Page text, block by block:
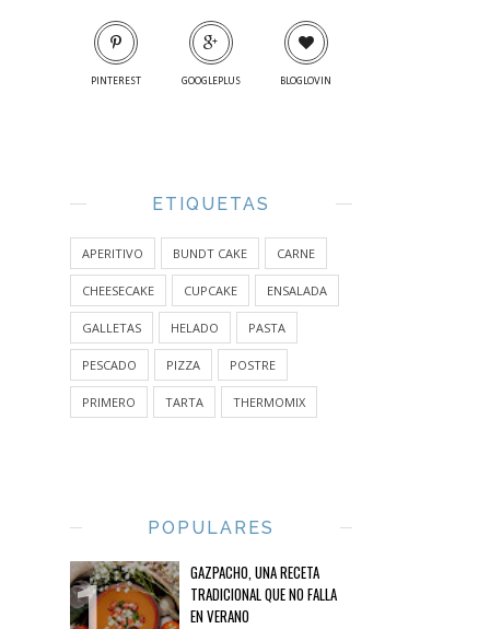
PINTEREST GOOGLEPLUS BLOGLOVIN
ETIQUETAS
APERITIVO BUNDT CAKE CARNE
CHEESECAKE CUPCAKE ENSALADA
GALLETAS HELADO PASTA
PESCADO PIZZA POSTRE
PRIMERO TARTA THERMOMIX
POPULARES
GAZPACHO, UNA RECETA
TRADICIONAL QUE NO FALLA
EN VERANO